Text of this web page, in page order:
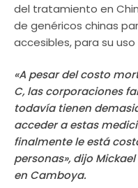
del tratamiento en
de genéricos chinas
accesibles, para su
«A pesar del costo
C, las corporaciones
todavía tienen
acceder a estas
finalmente le está
personas», dijo
en Camboya.